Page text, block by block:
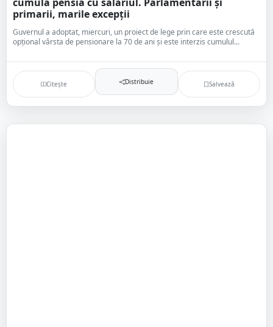
primarii, marile excepții
Guvernul a adoptat, miercuri, un proiect de lege prin care este crescută
opțional vârsta de pensionare la 70 de ani și este interzis cumulul...
Citește Distribuie Salvează